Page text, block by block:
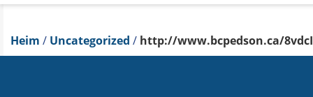
Heim / Uncategorized / http://www.bcpedson.ca/